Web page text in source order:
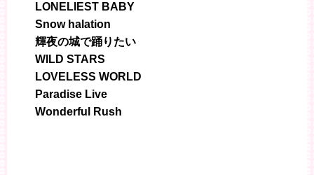
LONELIEST BABY
Snow halation
輝夜の城で踊りたい
WILD STARS
LOVELESS WORLD
Paradise Live
Wonderful Rush